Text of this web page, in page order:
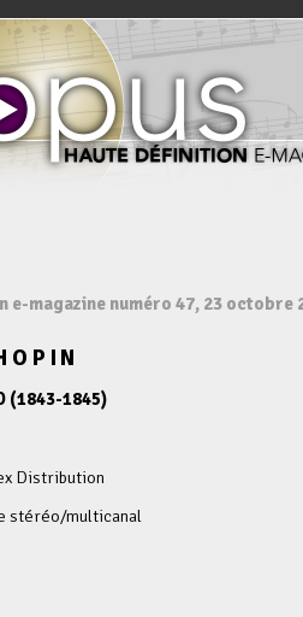
e-magazine numéro 47, 23 octobre
(1843-1845)
Distribution
stéréo/multicanal